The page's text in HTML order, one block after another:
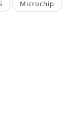
Microchip